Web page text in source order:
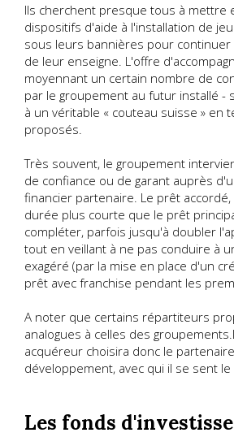
Ils cherchent presque tous à mettre
dispositifs d'aide à l'installation de
sous leurs bannières pour
de leur enseigne. L'offre
moyennant un certain nombre de
par le groupement au futur installé -
à un véritable « couteau suisse » en
proposés.
Très souvent, le groupement
de confiance ou de garant auprès
financier partenaire. Le prêt
durée plus courte que le prêt
compléter, parfois jusqu'à doubler
tout en veillant à ne pas conduire à
exagéré (par la mise en place d'un
prêt avec franchise pendant les
A noter que certains répartiteurs
analogues à celles des
acquéreur choisira donc le
développement, avec qui il se sent le
Les fonds